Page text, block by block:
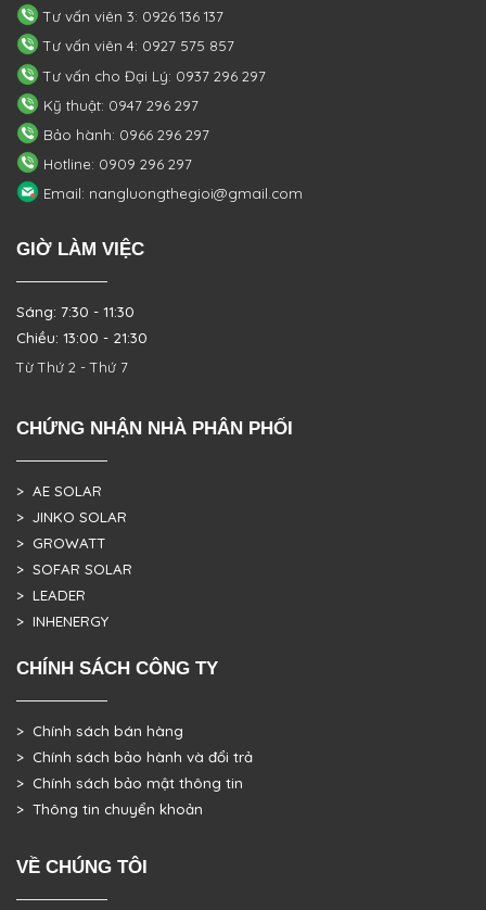
Tư vấn viên 3: 0926 136 137
Tư vấn viên 4: 0927 575 857
Tư vấn cho Đại Lý: 0937 296 297
Kỹ thuật: 0947 296 297
Bảo hành: 0966 296 297
Hotline: 0909 296 297
Email: nangluongthegioi@gmail.com
GIỜ LÀM VIỆC
Sáng: 7:30 - 11:30
Chiều: 13:00 - 21:30
Từ Thứ 2 - Thứ 7
CHỨNG NHẬN NHÀ PHÂN PHỐI
> AE SOLAR
> JINKO SOLAR
> GROWATT
> SOFAR SOLAR
> LEADER
> INHENERGY
CHÍNH SÁCH CÔNG TY
> Chính sách bán hàng
> Chính sách bảo hành và đổi trả
> Chính sách bảo mật thông tin
> Thông tin chuyển khoản
VỀ CHÚNG TÔI